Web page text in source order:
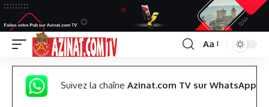
Font
Resizer
Aa
Suivez la chaîne Azinat.com TV sur WhatsApp